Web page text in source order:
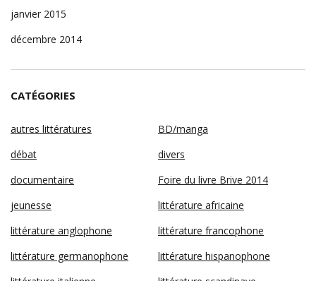
janvier 2015
décembre 2014
CATÉGORIES
autres littératures
BD/manga
débat
divers
documentaire
Foire du livre Brive 2014
jeunesse
littérature africaine
littérature anglophone
littérature francophone
littérature germanophone
littérature hispanophone